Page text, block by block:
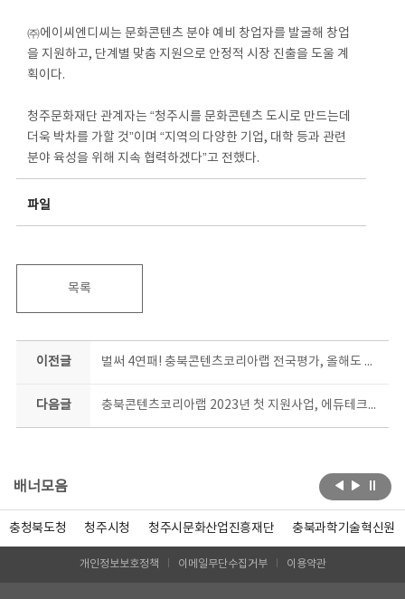
㈜에이씨엔디씨는 문화콘텐츠 분야 예비 창업자를 발굴해 창업
을 지원하고, 단계별 맞춤 지원으로 안정적 시장 진출을 도울 계
획이다.
청주문화재단 관계자는 “청주시를 문화콘텐츠 도시로 만드는데
더욱 박차를 가할 것”이며 “지역의 다양한 기업, 대학 등과 관련
분야 육성을 위해 지속 협력하겠다”고 전했다.
파일
목록
이전글 벌써 4연패! 충북콘텐츠코리아랩 전국평가, 올해도 최고등급
다음글 충북콘텐츠코리아랩 2023년 첫 지원사업, 에듀테크콘 공모 막 올라
배너모음
충청북도청 청주시청 청주시문화산업진흥재단 충북과학기술혁신원
개인정보보호정책 이메일무단수집거부 이용약관